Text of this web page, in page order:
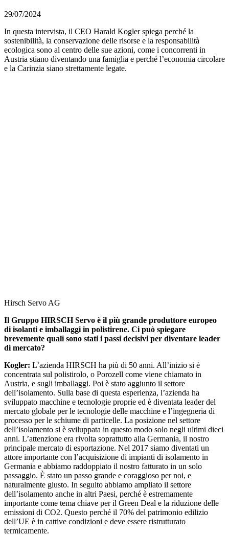
29/07/2024
In questa intervista, il CEO Harald Kogler spiega perché la
sostenibilità, la conservazione delle risorse e la responsabilità
ecologica sono al centro delle sue azioni, come i concorrenti in
Austria stiano diventando una famiglia e perché l’economia circolare
e la Carinzia siano strettamente legate.
Hirsch Servo AG
Il Gruppo HIRSCH Servo è il più grande produttore europeo
di isolanti e imballaggi in polistirene. Ci può spiegare
brevemente quali sono stati i passi decisivi per diventare leader
di mercato?
Kogler: L’azienda HIRSCH ha più di 50 anni. All’inizio si è
concentrata sul polistirolo, o Porozell come viene chiamato in
Austria, e sugli imballaggi. Poi è stato aggiunto il settore
dell’isolamento. Sulla base di questa esperienza, l’azienda ha
sviluppato macchine e tecnologie proprie ed è diventata leader del
mercato globale per le tecnologie delle macchine e l’ingegneria di
processo per le schiume di particelle. La posizione nel settore
dell’isolamento si è sviluppata in questo modo solo negli ultimi dieci
anni. L’attenzione era rivolta soprattutto alla Germania, il nostro
principale mercato di esportazione. Nel 2017 siamo diventati un
attore importante con l’acquisizione di impianti di isolamento in
Germania e abbiamo raddoppiato il nostro fatturato in un solo
passaggio. È stato un passo grande e coraggioso per noi, e
naturalmente giusto. In seguito abbiamo ampliato il settore
dell’isolamento anche in altri Paesi, perché è estremamente
importante come tema chiave per il Green Deal e la riduzione delle
emissioni di CO2. Questo perché il 70% del patrimonio edilizio
dell’UE è in cattive condizioni e deve essere ristrutturato
termicamente.